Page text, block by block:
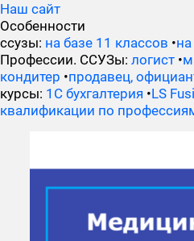
Наш сайт
Особенности
ссузы: на базе 11 классов •
Профессии. ССУЗы: логист •
кондитер •продавец,
курсы: 1С бухгалтерия •LS
квалификации по